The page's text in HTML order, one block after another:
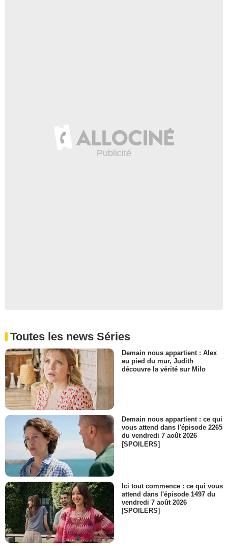
Toutes les news Séries
Demain nous appartient : Alex
au pied du mur, Judith
découvre la vérité sur Milo
Demain nous appartient : ce qui
vous attend dans l'épisode 2265
du vendredi 7 août 2026
[SPOILERS]
Ici tout commence : ce qui vous
attend dans l'épisode 1497 du
vendredi 7 août 2026
[SPOILERS]